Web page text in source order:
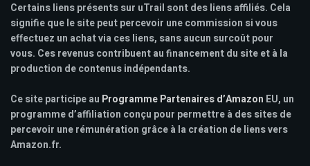
Certains liens présents sur uTrail sont des liens affiliés. Cela
signifie que le site peut percevoir une commission si vous
effectuez un achat via ces liens, sans aucun surcoût pour
vous. Ces revenus contribuent au financement du site et à la
production de contenus indépendants.
Ce site participe au Programme Partenaires d’Amazon EU, un
programme d’affiliation conçu pour permettre à des sites de
percevoir une rémunération grâce à la création de liens vers
Amazon.fr.